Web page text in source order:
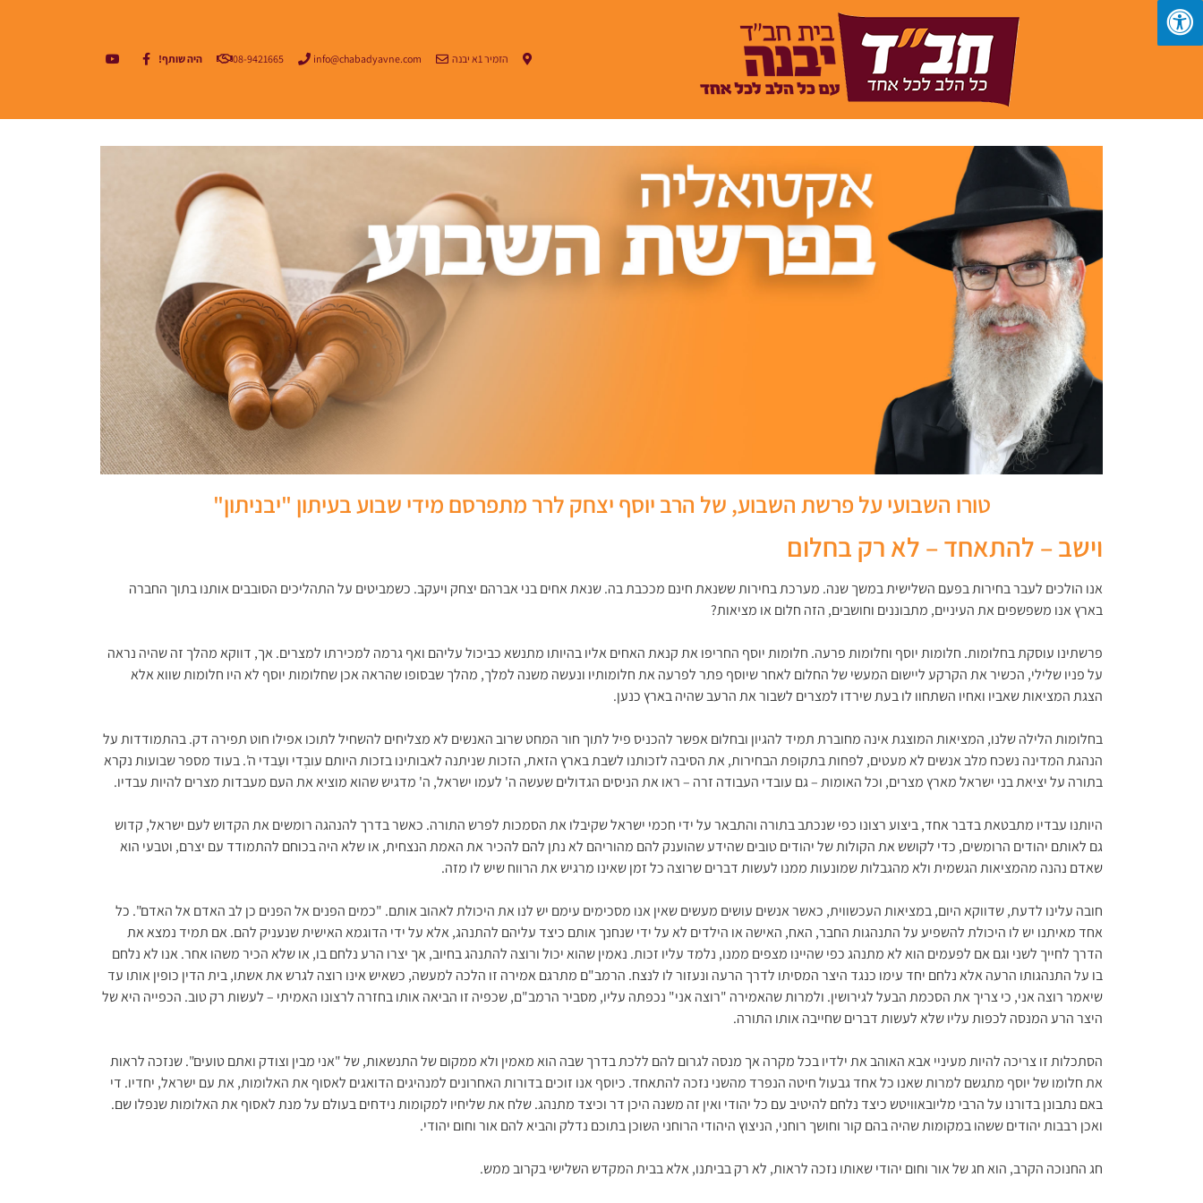
הזמיר 1א יבנה info@chabadyavne.com
08-9421665 היה שותף!
טורו השבועי על פרשת השבוע, של הרב יוסף יצחק לרר מתפרסם מידי שבוע בעיתון "יבניתון"
וישב – להתאחד – לא רק בחלום
אנו הולכים לעבר בחירות בפעם השלישית במשך שנה. מערכת בחירות ששנאת חינם מככבת בה. שנאת אחים בני אברהם יצחק ויעקב. כשמביטים על התהליכים הסובבים אותנו בתוך החברה
בארץ אנו משפשפים את העיניים, מתבוננים וחושבים, הזה חלום או מציאות?
פרשתינו עוסקת בחלומות. חלומות יוסף וחלומות פרעה. חלומות יוסף החריפו את קנאת האחים אליו בהיותו מתנשא כביכול עליהם ואף גרמה למכירתו למצרים. אך, דווקא מהלך זה שהיה נראה
על פניו שלילי, הכשיר את הקרקע ליישום המעשי של החלום לאחר שיוסף פתר לפרעה את חלומותיו ונעשה משנה למלך, מהלך שבסופו שהראה אכן שחלומות יוסף לא היו חלומות שווא אלא
הצגת המציאות שאביו ואחיו השתחוו לו בעת שירדו למצרים לשבור את הרעב שהיה בארץ כנען.
בחלומות הלילה שלנו, המציאות המוצגת אינה מחוברת תמיד להגיון ובחלום אפשר להכניס פיל לתוך חור המחט שרוב האנשים לא מצליחים להשחיל לתוכו אפילו חוט תפירה דק. בהתמודדות על
הנהגת המדינה נשכח מלב אנשים לא מעטים, לפחות בתקופת הבחירות, את הסיבה לזכותנו לשבת בארץ הזאת, הזכות שניתנה לאבותינו בזכות היותם עובְדי ועַבדי ה'. בעוד מספר שבועות נקרא
בתורה על יציאת בני ישראל מארץ מצרים, וכל האומות – גם עובדי העבודה זרה – ראו את הניסים הגדולים שעשה ה' לעמו ישראל, ה' מדגיש שהוא מוציא את העם מעבדות מצרים להיות עבדיו.
היותנו עבדיו מתבטאת בדבר אחד, ביצוע רצונו כפי שנכתב בתורה והתבאר על ידי חכמי ישראל שקיבלו את הסמכות לפרש התורה. כאשר בדרך להנהגה רומשים את הקדוש לעם ישראל, קדוש
גם לאותם יהודים הרומשים, כדי לקושש את הקולות של יהודים טובים שהידע שהוענק להם מהוריהם לא נתן להם להכיר את האמת הנצחית, או שלא היה בכוחם להתמודד עם יצרם, וטבעי הוא
שאדם נהנה מהמציאות הגשמית ולא מהגבלות שמונעות ממנו לעשות דברים שרוצה כל זמן שאינו מרגיש את הרווח שיש לו מזה.
חובה עלינו לדעת, שדווקא היום, במציאות העכשווית, כאשר אנשים עושים מעשים שאין אנו מסכימים עימם יש לנו את היכולת לאהוב אותם. "כמים הפנים אל הפנים כן לב האדם אל האדם". כל
אחד מאיתנו יש לו היכולת להשפיע על התנהגות החבר, האח, האישה או הילדים לא על ידי שנחנך אותם כיצד עליהם להתנהג, אלא על ידי הדוגמא האישית שנעניק להם. אם תמיד נמצא את
הדרך לחייך לשני וגם אם לפעמים הוא לא מתנהג כפי שהיינו מצפים ממנו, נלמד עליו זכות. נאמין שהוא יכול ורוצה להתנהג בחיוב, אך יצרו הרע נלחם בו, או שלא הכיר משהו אחר. אנו לא נלחם
בו על התנהגותו הרעה אלא נלחם יחד עימו כנגד היצר המסיתו לדרך הרעה ונעזור לו לנצח. הרמב"ם מתרגם אמירה זו הלכה למעשה, כשאיש אינו רוצה לגרש את אשתו, בית הדין כופין אותו עד
שיאמר רוצה אני, כי צריך את הסכמת הבעל לגירושין. ולמרות שהאמירה "רוצה אני" נכפתה עליו, מסביר הרמב"ם, שכפיה זו הביאה אותו בחזרה לרצונו האמיתי – לעשות רק טוב. הכפייה היא של
היצר הרע המנסה לכפות עליו שלא לעשות דברים שחייבה אותו התורה.
הסתכלות זו צריכה להיות מעיניי אבא האוהב את ילדיו בכל מקרה אך מנסה לגרום להם ללכת בדרך שבה הוא מאמין ולא ממקום של התנשאות, של "אני מבין וצודק ואתם טועים". שנזכה לראות
את חלומו של יוסף מתגשם למרות שאנו כל אחד גבעול חיטה הנפרד מהשני נזכה להתאחד. כיוסף אנו זוכים בדורות האחרונים למנהיגים הדואגים לאסוף את האלומות, את עם ישראל, יחדיו. די
באם נתבונן בדורנו על הרבי מליובאוויטש כיצד נלחם להיטיב עם כל יהודי ואין זה משנה היכן דר וכיצד מתנהג. שלח את שליחיו למקומות נידחים בעולם על מנת לאסוף את האלומות שנפלו שם.
ואכן רבבות יהודים ששהו במקומות שהיה בהם קור וחושך רוחני, הניצוץ היהודי הרוחני השוכן בתוכם נדלק והביא להם אור וחום יהודי.
חג החנוכה הקרב, הוא חג של אור וחום יהודי שאותו נזכה לראות, לא רק בביתנו, אלא בבית המקדש השלישי בקרוב ממש.